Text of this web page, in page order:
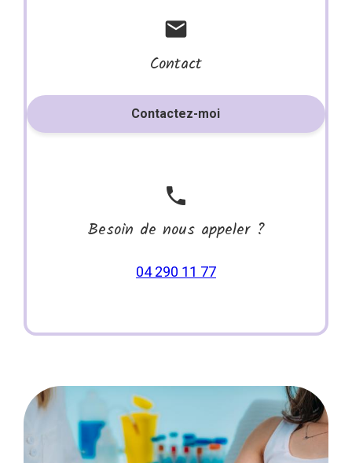
mail
Contact
Contactez-moi
phone
Besoin de nous appeler ?
04 290 11 77